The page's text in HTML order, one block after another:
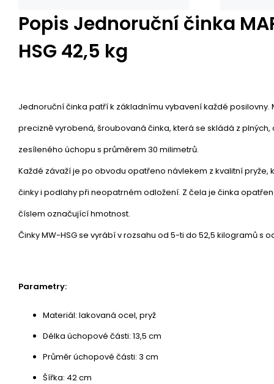
Popis Jednoruční činka
HSG 42,5 kg
Jednoruční činka patří k základnímu vybavení každé posilovny.
precizně vyrobená, šroubovaná činka, která se skládá z
zesíleného úchopu s průměrem 30 milimetrů.
Každé závaží je po obvodu opatřeno návlekem z kvalitní
činky i podlahy při neopatrném odložení. Z čela je činka
číslem označující hmotnost.
Činky MW-HSG se vyrábí v rozsahu od 5-ti do 52,5 kilogramů s
Parametry:
Materiál: lakovaná ocel, pryž
Délka úchopové části: 13,5 cm
Průměr úchopové části: 3 cm
Šířka: 42 cm